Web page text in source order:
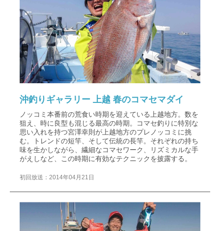
沖釣りギャラリー 上越 春のコマセマダイ
ノッコミ本番前の荒食い時期を迎えている上越地方。数を
狙え、時に良型も混じる最高の時期。コマセ釣りに特別な
思い入れを持つ宮澤幸則が上越地方のプレノッコミに挑
む。トレンドの短竿、そして伝統の長竿。それぞれの持ち
味を生かしながら、繊細なコマセワーク、リズミカルな手
がえしなど、この時期に有効なテクニックを披露する。
初回放送：2014年04月21日